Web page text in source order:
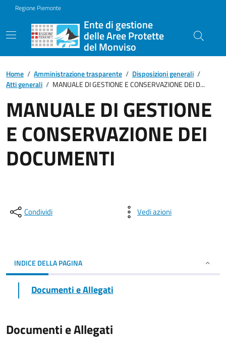
Regione Piemonte
Ente di gestione
delle Aree Protette
del Monviso
Home / Amministrazione trasparente / Disposizioni generali /
Atti generali / MANUALE DI GESTIONE E CONSERVAZIONE DEI D...
MANUALE DI GESTIONE
E CONSERVAZIONE DEI
DOCUMENTI
Condividi Vedi azioni
INDICE DELLA PAGINA
Documenti e Allegati
Documenti e Allegati